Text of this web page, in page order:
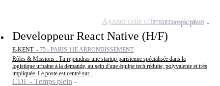
Developpeur React Native (H/F)
E-KENT - 75 - PARIS 11E ARRONDISSEMENT
Rôles & Missions : Tu rejoindras une startup parisienne spécialisée dans la
logistique urbaine à la demande, au sein d'une équipe tech réduite, polyvalente et très
impliquée. Le poste est centré sur...
CDI - Temps plein
CDITemps plein
Ajouter cette offre à ma sélection